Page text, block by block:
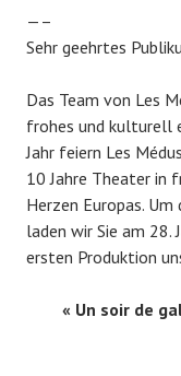
—–
Sehr geehrtes
Das Team von Les
frohes und kulturell
Jahr feiern Les
10 Jahre Theater in
Herzen Europas.
laden wir Sie am 28.
ersten Produktion
« Un soir de